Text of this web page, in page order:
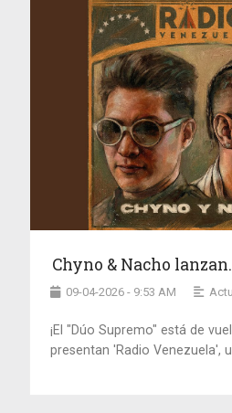
Chyno & Nacho
09-04-2026 - 9:53 AM
¡El "Dúo Supremo" está de
presentan 'Radio Venezuela',